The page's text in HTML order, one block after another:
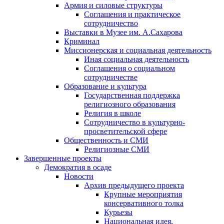
Армия и силовые структуры
Соглашения и практическое
сотрудничество
Выставки в Музее им. А.Сахарова
Криминал
Миссионерская и социальная деятельность
Иная социальная деятельность
Соглашения о социальном
сотрудничестве
Образование и культура
Государственная поддержка
религиозного образования
Религия в школе
Сотрудничество в культурно-
просветительской сфере
Общественность и СМИ
Религиозные СМИ
Завершенные проекты
Демократия в осаде
Новости
Архив предыдущего проекта
Крупные мероприятия
консервативного толка
Курьезы
Национальная идея,